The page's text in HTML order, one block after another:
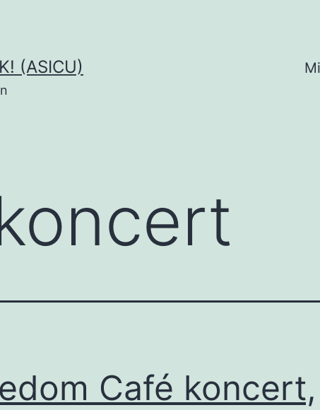
(ASICU)
Café koncert,